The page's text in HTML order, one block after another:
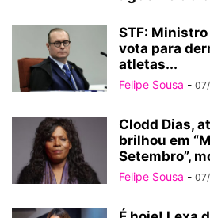
STF:
vota para
atletas...
Felipe Sousa -
Clodd Dias,
brilhou em
Setembro”,
Felipe Sousa -